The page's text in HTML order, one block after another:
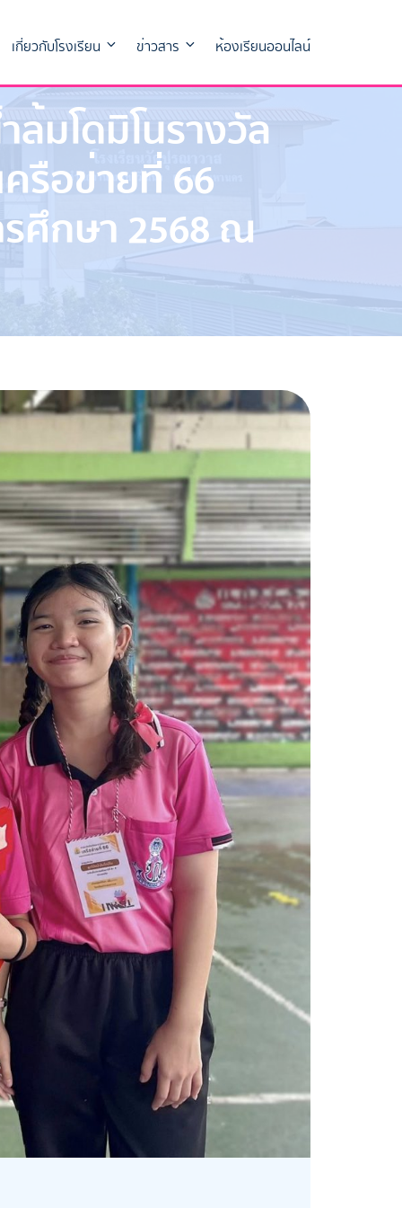
เกี่ยวกับโรงเรียน ข่าวสาร ห้องเรียนออนไลน์
มโดมิโนรางวัล
รือข่ายที่ 66
ศึกษา 2568 ณ